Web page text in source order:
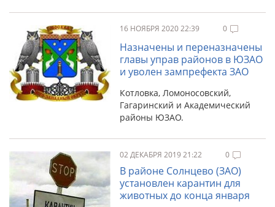
16 НОЯБРЯ 2020 22:39 0
Назначены и переназначены
главы управ районов в ЮЗАО
и уволен зампрефекта ЗАО
Котловка, Ломоносовский,
Гагаринский и Академический
районы ЮЗАО.
02 ДЕКАБРЯ 2019 21:22 0
В районе Солнцево (ЗАО)
установлен карантин для
животных до конца января